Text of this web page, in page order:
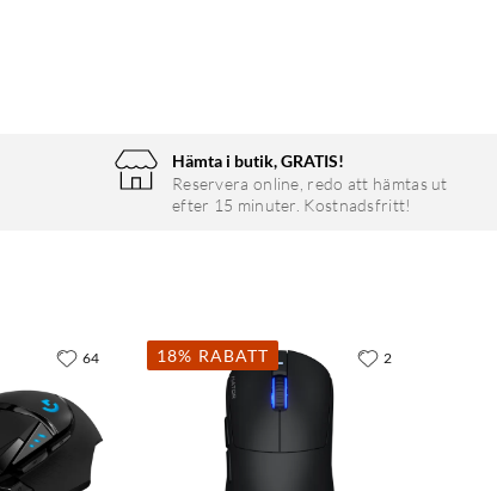
Hämta i butik, GRATIS!
Reservera online, redo att hämtas ut
efter 15 minuter. Kostnadsfritt!
64 18% RABATT 2